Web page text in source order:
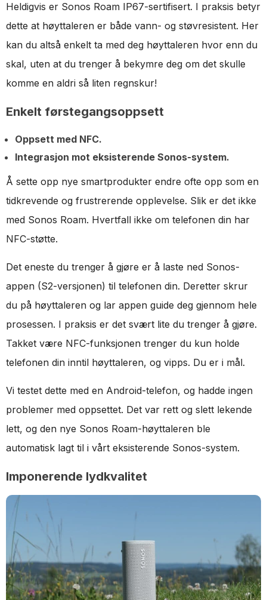
Heldigvis er Sonos Roam IP67-sertifisert. I praksis betyr
dette at høyttaleren er både vann- og støvresistent. Her
kan du altså enkelt ta med deg høyttaleren hvor enn du
skal, uten at du trenger å bekymre deg om det skulle
komme en aldri så liten regnskur!
Enkelt førstegangsoppsett
Oppsett med NFC.
Integrasjon mot eksisterende Sonos-system.
Å sette opp nye smartprodukter endre ofte opp som en
tidkrevende og frustrerende opplevelse. Slik er det ikke
med Sonos Roam. Hvertfall ikke om telefonen din har
NFC-støtte.
Det eneste du trenger å gjøre er å laste ned Sonos-
appen (S2-versjonen) til telefonen din. Deretter skrur
du på høyttaleren og lar appen guide deg gjennom hele
prosessen. I praksis er det svært lite du trenger å gjøre.
Takket være NFC-funksjonen trenger du kun holde
telefonen din inntil høyttaleren, og vipps. Du er i mål.
Vi testet dette med en Android-telefon, og hadde ingen
problemer med oppsettet. Det var rett og slett lekende
lett, og den nye Sonos Roam-høyttaleren ble
automatisk lagt til i vårt eksisterende Sonos-system.
Imponerende lydkvalitet